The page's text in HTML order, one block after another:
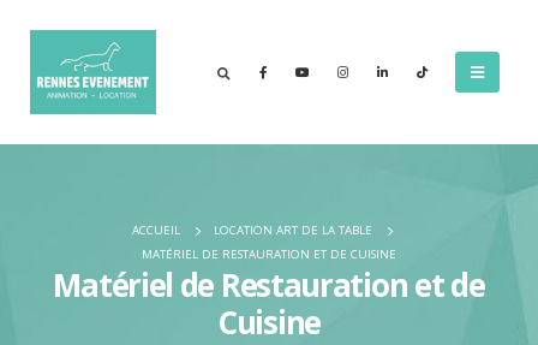
ACCUEIL
LOCATION ART DE LA TABLE
MATÉRIEL DE RESTAURATION ET DE CUISINE
Matériel de Restauration et de
Cuisine